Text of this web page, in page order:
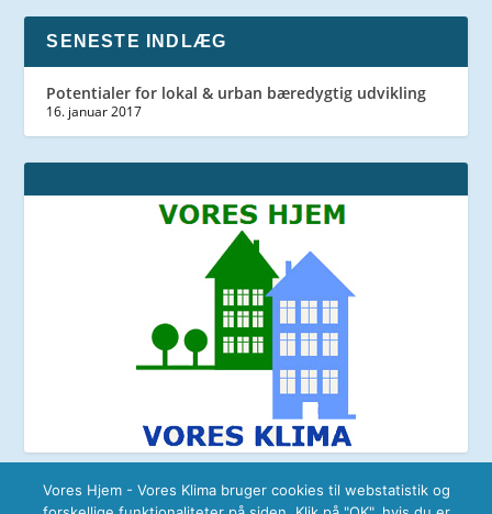
SENESTE INDLÆG
Potentialer for lokal & urban bæredygtig udvikling
16. januar 2017
Vores Hjem - Vores Klima bruger cookies til webstatistik og